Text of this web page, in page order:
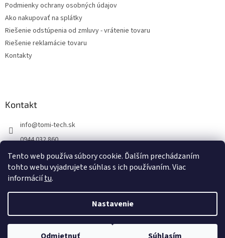
Tento web používa súbory cookie. Ďalším prechádzaním
tohto webu vyjadrujete súhlas s ich používaním. Viac
informáciítu.
Nastavenie
Podmienky ochrany osobných údajov
Ako nakupovať na splátky
Riešenie odstúpenia od zmluvy - vrátenie tovaru
Riešenie reklamácie tovaru
Kontakty
Kontakt
info@tomi-tech.sk
0944 032 860
https://www.facebook.com/tomitechsk/
tomi__tech/
Vytvoril Shoptet